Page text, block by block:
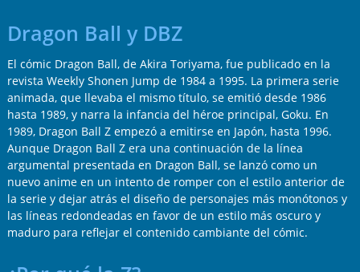
Dragon Ball y DBZ
El cómic Dragon Ball, de Akira Toriyama, fue publicado en la
revista Weekly Shonen Jump de 1984 a 1995. La primera serie
animada, que llevaba el mismo título, se emitió desde 1986
hasta 1989, y narra la infancia del héroe principal, Goku. En
1989, Dragon Ball Z empezó a emitirse en Japón, hasta 1996.
Aunque Dragon Ball Z era una continuación de la línea
argumental presentada en Dragon Ball, se lanzó como un
nuevo anime en un intento de romper con el estilo anterior de
la serie y dejar atrás el diseño de personajes más monótonos y
las líneas redondeadas en favor de un estilo más oscuro y
maduro para reflejar el contenido cambiante del cómic.